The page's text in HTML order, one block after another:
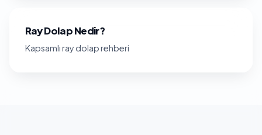
Ray Dolap Nedir?
Kapsamlı ray dolap rehberi